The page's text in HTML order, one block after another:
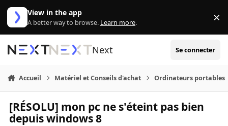
Aller au contenu
View in the app
A better way to browse. Learn more. ×
Next Se connecter
Accueil Matériel et Conseils d'achat Ordinateurs portables
[RÉSOLU] mon pc ne s'éteint pas bien
depuis windows 8